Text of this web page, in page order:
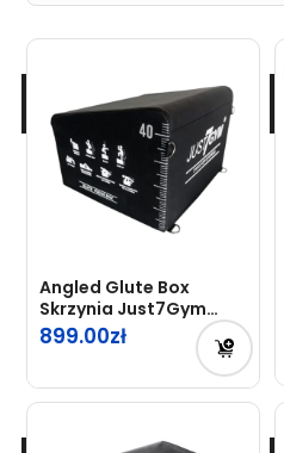
Angled Glute Box
Skrzynia Just7Gym
Professional
899.00